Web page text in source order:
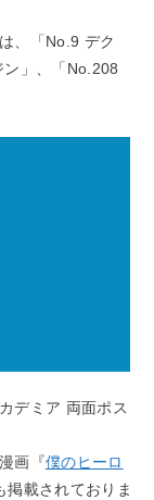
、「No.9 デク
」、「No.208
デミア 両面ポス
画『僕のヒーロ
掲載されておりま